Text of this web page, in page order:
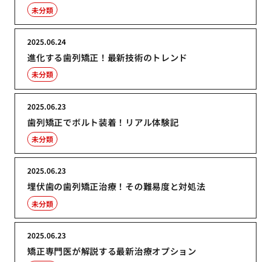
未分類
進化する歯列矯正！最新技術のトレンド
2025.06.24
未分類
歯列矯正でボルト装着！リアル体験記
2025.06.23
未分類
埋伏歯の歯列矯正治療！その難易度と対処法
2025.06.23
未分類
矯正専門医が解説する最新治療オプション
2025.06.23